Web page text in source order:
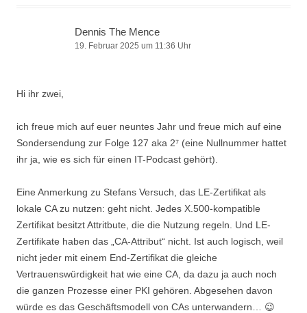
Dennis The Mence
19. Februar 2025 um 11:36 Uhr
Hi ihr zwei,
ich freue mich auf euer neuntes Jahr und freue mich auf eine
Sondersendung zur Folge 127 aka 2⁷ (eine Nullnummer hattet
ihr ja, wie es sich für einen IT-Podcast gehört).
Eine Anmerkung zu Stefans Versuch, das LE-Zertifikat als
lokale CA zu nutzen: geht nicht. Jedes X.500-kompatible
Zertifikat besitzt Attritbute, die die Nutzung regeln. Und LE-
Zertifikate haben das „CA-Attribut“ nicht. Ist auch logisch, weil
nicht jeder mit einem End-Zertifikat die gleiche
Vertrauenswürdigkeit hat wie eine CA, da dazu ja auch noch
die ganzen Prozesse einer PKI gehören. Abgesehen davon
würde es das Geschäftsmodell von CAs unterwandern… 😉